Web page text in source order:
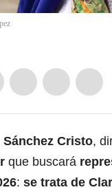
Cristo,
que buscará
: se trata de